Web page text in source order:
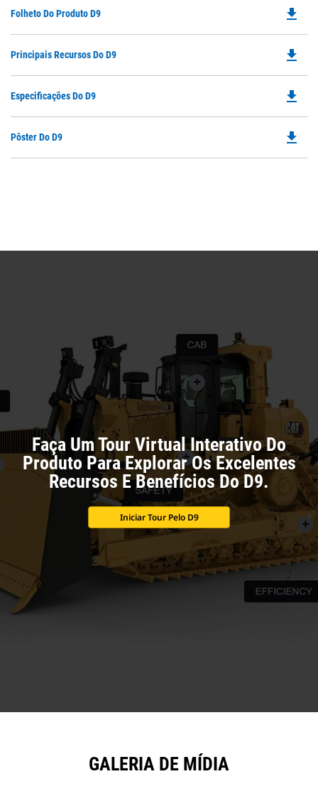
Folheto Do Produto D9
a
file_download
Principais Recursos Do D9
a
file_download
Especificações Do D9
a
file_download
Pôster Do D9 file_download
Faça Um Tour Virtual Interativo Do
Produto Para Explorar Os Excelentes
Recursos E Benefícios Do D9.
Iniciar Tour Pelo D9
GALERIA DE MÍDIA